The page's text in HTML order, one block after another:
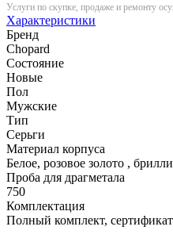
Услуги по скупке, продаже и
Характеристики
Бренд
Chopard
Состояние
Новые
Пол
Мужские
Тип
Серьги
Материал корпуса
Белое, розовое золото ,
Проба для драгметала
750
Комплектация
Полный комплект, сертификат